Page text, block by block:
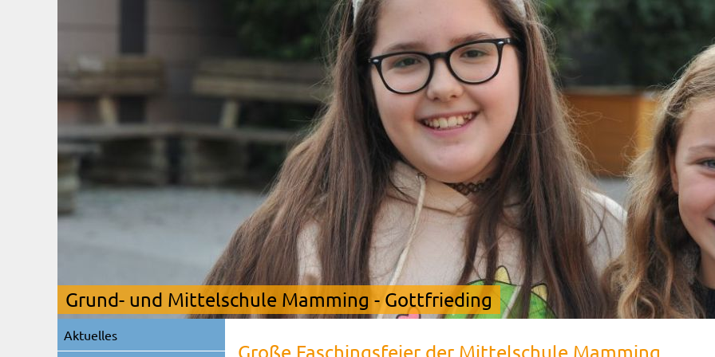
Grund- und Mittelschule Mamming - Gottfrieding
Große Faschingsfeier der Mittelschule Mamming
Navigation
überspringen
Aktuelles